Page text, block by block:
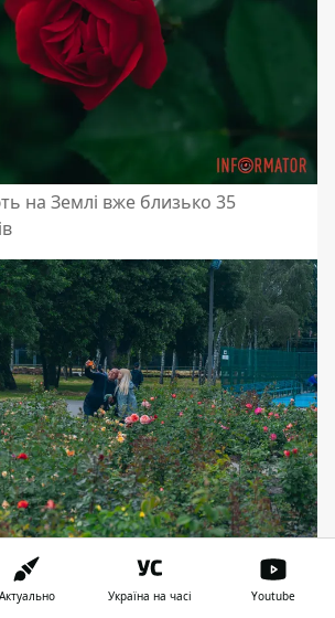
на Землі вже близько 35
для прогулянок
Актуально Україна на часі Youtube